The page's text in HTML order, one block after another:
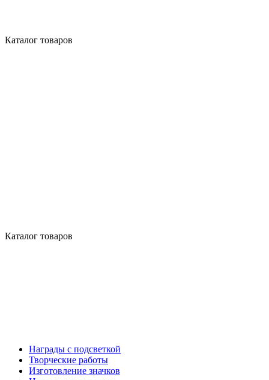
Каталог товаров
Каталог товаров
Награды с подсветкой
Творческие работы
Изготовление значков